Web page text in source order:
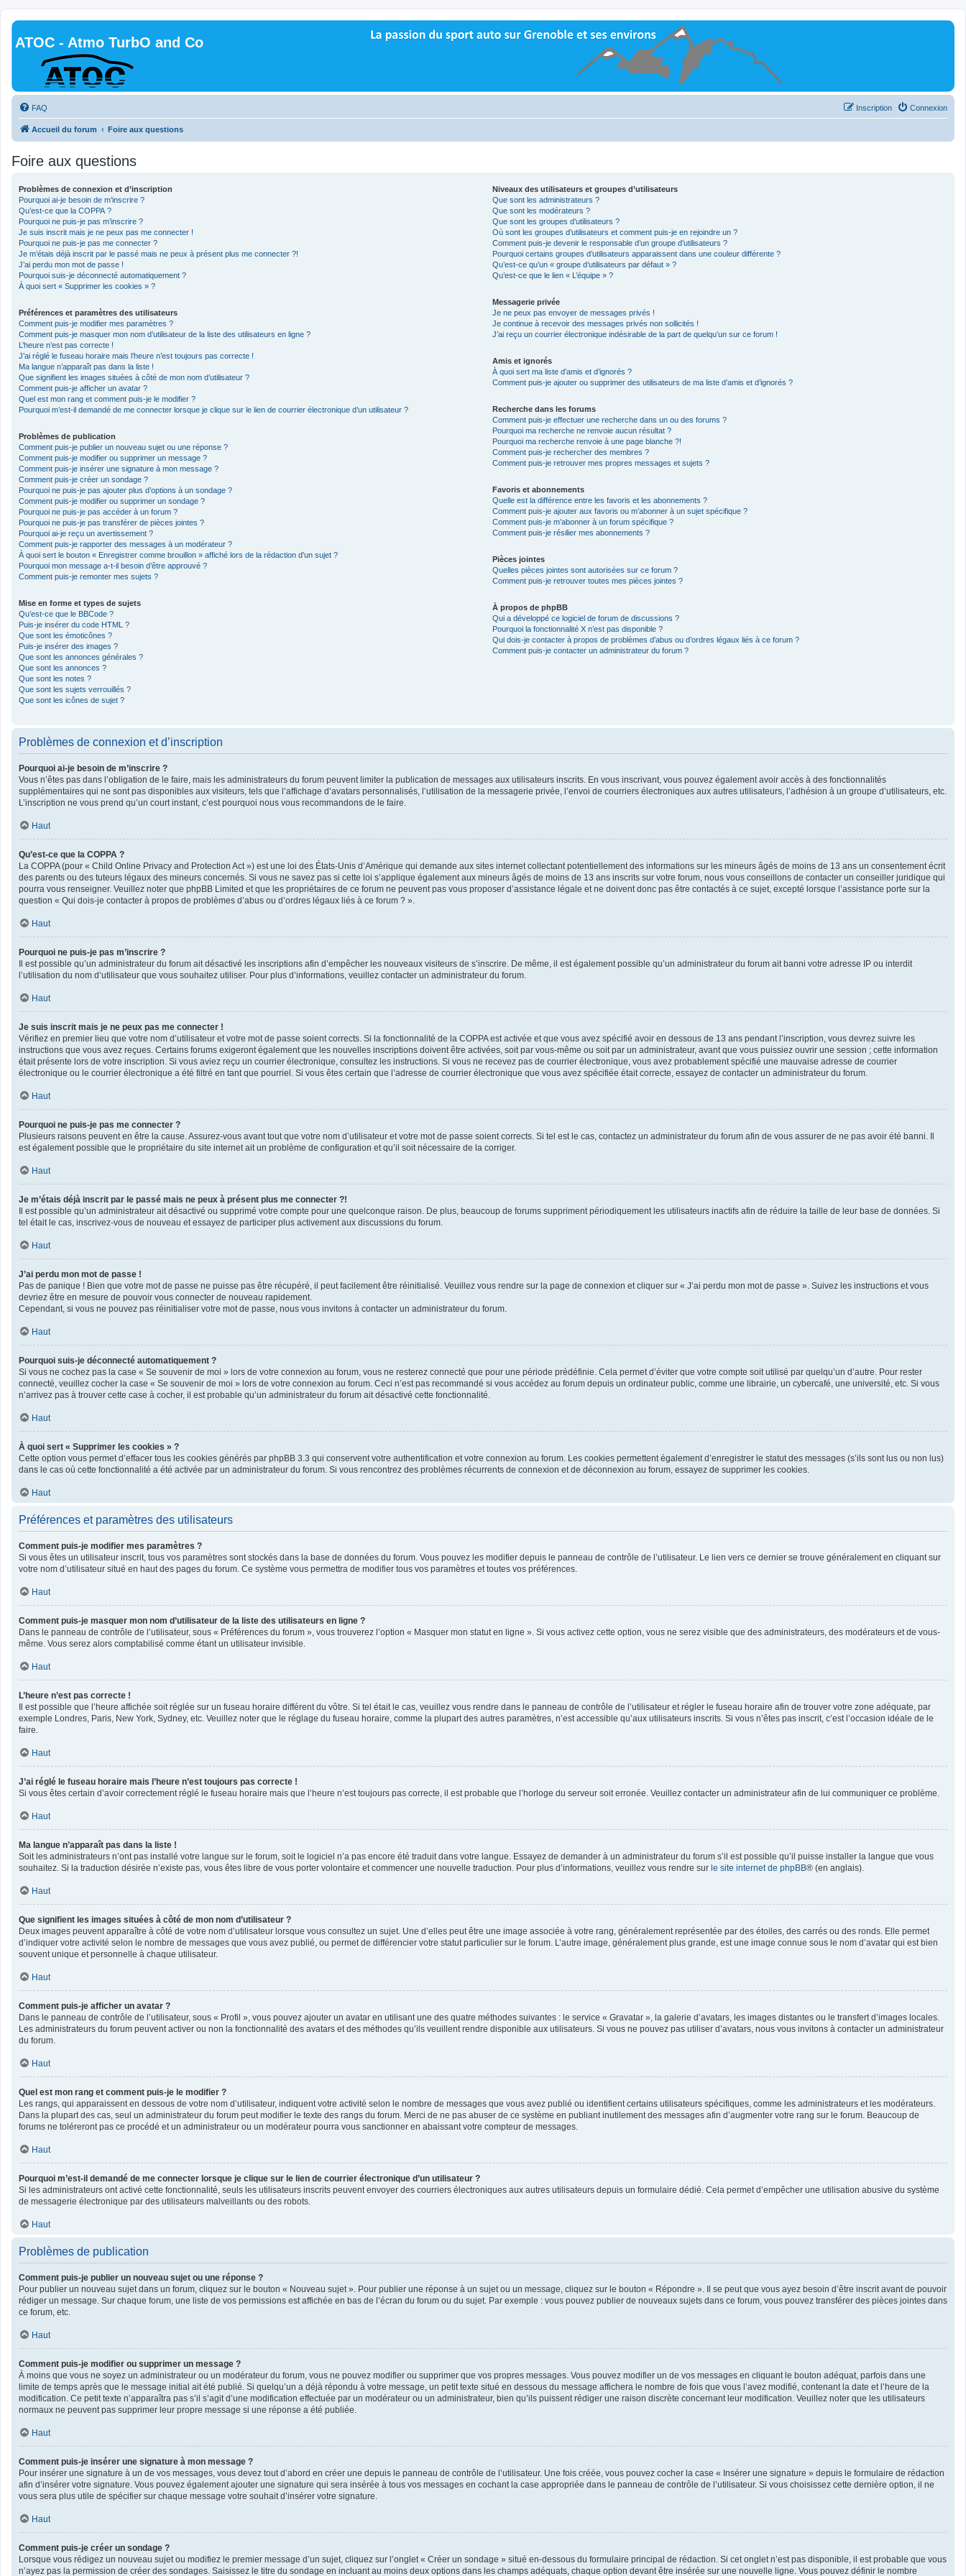
ATOC - Atmo TurbO and Co
FAQ Connexion
Inscription
Accueil du forum Foire aux questions
Foire aux questions
Problèmes de connexion et d’inscription
Pourquoi ai-je besoin de m’inscrire ?
Qu’est-ce que la COPPA ?
Pourquoi ne puis-je pas m’inscrire ?
Je suis inscrit mais je ne peux pas me connecter !
Pourquoi ne puis-je pas me connecter ?
Je m’étais déjà inscrit par le passé mais ne peux à présent plus me connecter ?!
J’ai perdu mon mot de passe !
Pourquoi suis-je déconnecté automatiquement ?
À quoi sert « Supprimer les cookies » ?
Préférences et paramètres des utilisateurs
Comment puis-je modifier mes paramètres ?
Comment puis-je masquer mon nom d’utilisateur de la liste des utilisateurs en ligne ?
L’heure n’est pas correcte !
J’ai réglé le fuseau horaire mais l’heure n’est toujours pas correcte !
Ma langue n’apparaît pas dans la liste !
Que signifient les images situées à côté de mon nom d’utilisateur ?
Comment puis-je afficher un avatar ?
Quel est mon rang et comment puis-je le modifier ?
Pourquoi m’est-il demandé de me connecter lorsque je clique sur le lien de courrier électronique d’un utilisateur ?
Problèmes de publication
Comment puis-je publier un nouveau sujet ou une réponse ?
Comment puis-je modifier ou supprimer un message ?
Comment puis-je insérer une signature à mon message ?
Comment puis-je créer un sondage ?
Pourquoi ne puis-je pas ajouter plus d’options à un sondage ?
Comment puis-je modifier ou supprimer un sondage ?
Pourquoi ne puis-je pas accéder à un forum ?
Pourquoi ne puis-je pas transférer de pièces jointes ?
Pourquoi ai-je reçu un avertissement ?
Comment puis-je rapporter des messages à un modérateur ?
À quoi sert le bouton « Enregistrer comme brouillon » affiché lors de la rédaction d’un sujet ?
Pourquoi mon message a-t-il besoin d’être approuvé ?
Comment puis-je remonter mes sujets ?
Mise en forme et types de sujets
Qu’est-ce que le BBCode ?
Puis-je insérer du code HTML ?
Que sont les émoticônes ?
Puis-je insérer des images ?
Que sont les annonces générales ?
Que sont les annonces ?
Que sont les notes ?
Que sont les sujets verrouillés ?
Que sont les icônes de sujet ?
Niveaux des utilisateurs et groupes d’utilisateurs
Que sont les administrateurs ?
Que sont les modérateurs ?
Que sont les groupes d’utilisateurs ?
Où sont les groupes d’utilisateurs et comment puis-je en rejoindre un ?
Comment puis-je devenir le responsable d’un groupe d’utilisateurs ?
Pourquoi certains groupes d’utilisateurs apparaissent dans une couleur différente ?
Qu’est-ce qu’un « groupe d’utilisateurs par défaut » ?
Qu’est-ce que le lien « L’équipe » ?
Messagerie privée
Je ne peux pas envoyer de messages privés !
Je continue à recevoir des messages privés non sollicités !
J’ai reçu un courrier électronique indésirable de la part de quelqu’un sur ce forum !
Amis et ignorés
À quoi sert ma liste d’amis et d’ignorés ?
Comment puis-je ajouter ou supprimer des utilisateurs de ma liste d’amis et d’ignorés ?
Recherche dans les forums
Comment puis-je effectuer une recherche dans un ou des forums ?
Pourquoi ma recherche ne renvoie aucun résultat ?
Pourquoi ma recherche renvoie à une page blanche ?!
Comment puis-je rechercher des membres ?
Comment puis-je retrouver mes propres messages et sujets ?
Favoris et abonnements
Quelle est la différence entre les favoris et les abonnements ?
Comment puis-je ajouter aux favoris ou m’abonner à un sujet spécifique ?
Comment puis-je m’abonner à un forum spécifique ?
Comment puis-je résilier mes abonnements ?
Pièces jointes
Quelles pièces jointes sont autorisées sur ce forum ?
Comment puis-je retrouver toutes mes pièces jointes ?
À propos de phpBB
Qui a développé ce logiciel de forum de discussions ?
Pourquoi la fonctionnalité X n’est pas disponible ?
Qui dois-je contacter à propos de problèmes d’abus ou d’ordres légaux liés à ce forum ?
Comment puis-je contacter un administrateur du forum ?
Problèmes de connexion et d’inscription
Pourquoi ai-je besoin de m’inscrire ?
Vous n’êtes pas dans l’obligation de le faire, mais les administrateurs du forum peuvent limiter la publication de messages aux utilisateurs inscrits. En vous inscrivant, vous pouvez également avoir accès à des fonctionnalités
supplémentaires qui ne sont pas disponibles aux visiteurs, tels que l’affichage d’avatars personnalisés, l’utilisation de la messagerie privée, l’envoi de courriers électroniques aux autres utilisateurs, l’adhésion à un groupe d’utilisateurs, etc.
L’inscription ne vous prend qu’un court instant, c’est pourquoi nous vous recommandons de le faire.
Haut
Qu’est-ce que la COPPA ?
La COPPA (pour « Child Online Privacy and Protection Act ») est une loi des États-Unis d’Amérique qui demande aux sites internet collectant potentiellement des informations sur les mineurs âgés de moins de 13 ans un consentement écrit
des parents ou des tuteurs légaux des mineurs concernés. Si vous ne savez pas si cette loi s’applique également aux mineurs âgés de moins de 13 ans inscrits sur votre forum, nous vous conseillons de contacter un conseiller juridique qui
pourra vous renseigner. Veuillez noter que phpBB Limited et que les propriétaires de ce forum ne peuvent pas vous proposer d’assistance légale et ne doivent donc pas être contactés à ce sujet, excepté lorsque l’assistance porte sur la
question « Qui dois-je contacter à propos de problèmes d’abus ou d’ordres légaux liés à ce forum ? ».
Haut
Pourquoi ne puis-je pas m’inscrire ?
Il est possible qu’un administrateur du forum ait désactivé les inscriptions afin d’empêcher les nouveaux visiteurs de s’inscrire. De même, il est également possible qu’un administrateur du forum ait banni votre adresse IP ou interdit
l’utilisation du nom d’utilisateur que vous souhaitez utiliser. Pour plus d’informations, veuillez contacter un administrateur du forum.
Haut
Je suis inscrit mais je ne peux pas me connecter !
Vérifiez en premier lieu que votre nom d’utilisateur et votre mot de passe soient corrects. Si la fonctionnalité de la COPPA est activée et que vous avez spécifié avoir en dessous de 13 ans pendant l’inscription, vous devrez suivre les
instructions que vous avez reçues. Certains forums exigeront également que les nouvelles inscriptions doivent être activées, soit par vous-même ou soit par un administrateur, avant que vous puissiez ouvrir une session ; cette information
était présente lors de votre inscription. Si vous aviez reçu un courrier électronique, consultez les instructions. Si vous ne recevez pas de courrier électronique, vous avez probablement spécifié une mauvaise adresse de courrier
électronique ou le courrier électronique a été filtré en tant que pourriel. Si vous êtes certain que l’adresse de courrier électronique que vous avez spécifiée était correcte, essayez de contacter un administrateur du forum.
Haut
Pourquoi ne puis-je pas me connecter ?
Plusieurs raisons peuvent en être la cause. Assurez-vous avant tout que votre nom d’utilisateur et votre mot de passe soient corrects. Si tel est le cas, contactez un administrateur du forum afin de vous assurer de ne pas avoir été banni. Il
est également possible que le propriétaire du site internet ait un problème de configuration et qu’il soit nécessaire de la corriger.
Haut
Je m’étais déjà inscrit par le passé mais ne peux à présent plus me connecter ?!
Il est possible qu’un administrateur ait désactivé ou supprimé votre compte pour une quelconque raison. De plus, beaucoup de forums suppriment périodiquement les utilisateurs inactifs afin de réduire la taille de leur base de données. Si
tel était le cas, inscrivez-vous de nouveau et essayez de participer plus activement aux discussions du forum.
Haut
J’ai perdu mon mot de passe !
Pas de panique ! Bien que votre mot de passe ne puisse pas être récupéré, il peut facilement être réinitialisé. Veuillez vous rendre sur la page de connexion et cliquer sur « J’ai perdu mon mot de passe ». Suivez les instructions et vous
devriez être en mesure de pouvoir vous connecter de nouveau rapidement.
Cependant, si vous ne pouvez pas réinitialiser votre mot de passe, nous vous invitons à contacter un administrateur du forum.
Haut
Pourquoi suis-je déconnecté automatiquement ?
Si vous ne cochez pas la case « Se souvenir de moi » lors de votre connexion au forum, vous ne resterez connecté que pour une période prédéfinie. Cela permet d’éviter que votre compte soit utilisé par quelqu’un d’autre. Pour rester
connecté, veuillez cocher la case « Se souvenir de moi » lors de votre connexion au forum. Ceci n’est pas recommandé si vous accédez au forum depuis un ordinateur public, comme une librairie, un cybercafé, une université, etc. Si vous
n’arrivez pas à trouver cette case à cocher, il est probable qu’un administrateur du forum ait désactivé cette fonctionnalité.
Haut
À quoi sert « Supprimer les cookies » ?
Cette option vous permet d’effacer tous les cookies générés par phpBB 3.3 qui conservent votre authentification et votre connexion au forum. Les cookies permettent également d’enregistrer le statut des messages (s’ils sont lus ou non lus)
dans le cas où cette fonctionnalité a été activée par un administrateur du forum. Si vous rencontrez des problèmes récurrents de connexion et de déconnexion au forum, essayez de supprimer les cookies.
Haut
Préférences et paramètres des utilisateurs
Comment puis-je modifier mes paramètres ?
Si vous êtes un utilisateur inscrit, tous vos paramètres sont stockés dans la base de données du forum. Vous pouvez les modifier depuis le panneau de contrôle de l’utilisateur. Le lien vers ce dernier se trouve généralement en cliquant sur
votre nom d’utilisateur situé en haut des pages du forum. Ce système vous permettra de modifier tous vos paramètres et toutes vos préférences.
Haut
Comment puis-je masquer mon nom d’utilisateur de la liste des utilisateurs en ligne ?
Dans le panneau de contrôle de l’utilisateur, sous « Préférences du forum », vous trouverez l’option « Masquer mon statut en ligne ». Si vous activez cette option, vous ne serez visible que des administrateurs, des modérateurs et de vous-
même. Vous serez alors comptabilisé comme étant un utilisateur invisible.
Haut
L’heure n’est pas correcte !
Il est possible que l’heure affichée soit réglée sur un fuseau horaire différent du vôtre. Si tel était le cas, veuillez vous rendre dans le panneau de contrôle de l’utilisateur et régler le fuseau horaire afin de trouver votre zone adéquate, par
exemple Londres, Paris, New York, Sydney, etc. Veuillez noter que le réglage du fuseau horaire, comme la plupart des autres paramètres, n’est accessible qu’aux utilisateurs inscrits. Si vous n’êtes pas inscrit, c’est l’occasion idéale de le
faire.
Haut
J’ai réglé le fuseau horaire mais l’heure n’est toujours pas correcte !
Si vous êtes certain d’avoir correctement réglé le fuseau horaire mais que l’heure n’est toujours pas correcte, il est probable que l’horloge du serveur soit erronée. Veuillez contacter un administrateur afin de lui communiquer ce problème.
Haut
Ma langue n’apparaît pas dans la liste !
Soit les administrateurs n’ont pas installé votre langue sur le forum, soit le logiciel n’a pas encore été traduit dans votre langue. Essayez de demander à un administrateur du forum s’il est possible qu’il puisse installer la langue que vous
souhaitez. Si la traduction désirée n’existe pas, vous êtes libre de vous porter volontaire et commencer une nouvelle traduction. Pour plus d’informations, veuillez vous rendre sur le site internet de phpBB® (en anglais).
Haut
Que signifient les images situées à côté de mon nom d’utilisateur ?
Deux images peuvent apparaître à côté de votre nom d’utilisateur lorsque vous consultez un sujet. Une d’elles peut être une image associée à votre rang, généralement représentée par des étoiles, des carrés ou des ronds. Elle permet
d’indiquer votre activité selon le nombre de messages que vous avez publié, ou permet de différencier votre statut particulier sur le forum. L’autre image, généralement plus grande, est une image connue sous le nom d’avatar qui est bien
souvent unique et personnelle à chaque utilisateur.
Haut
Comment puis-je afficher un avatar ?
Dans le panneau de contrôle de l’utilisateur, sous « Profil », vous pouvez ajouter un avatar en utilisant une des quatre méthodes suivantes : le service « Gravatar », la galerie d’avatars, les images distantes ou le transfert d’images locales.
Les administrateurs du forum peuvent activer ou non la fonctionnalité des avatars et des méthodes qu’ils veuillent rendre disponible aux utilisateurs. Si vous ne pouvez pas utiliser d’avatars, nous vous invitons à contacter un administrateur
du forum.
Haut
Quel est mon rang et comment puis-je le modifier ?
Les rangs, qui apparaissent en dessous de votre nom d’utilisateur, indiquent votre activité selon le nombre de messages que vous avez publié ou identifient certains utilisateurs spécifiques, comme les administrateurs et les modérateurs.
Dans la plupart des cas, seul un administrateur du forum peut modifier le texte des rangs du forum. Merci de ne pas abuser de ce système en publiant inutilement des messages afin d’augmenter votre rang sur le forum. Beaucoup de
forums ne toléreront pas ce procédé et un administrateur ou un modérateur pourra vous sanctionner en abaissant votre compteur de messages.
Haut
Pourquoi m’est-il demandé de me connecter lorsque je clique sur le lien de courrier électronique d’un utilisateur ?
Si les administrateurs ont activé cette fonctionnalité, seuls les utilisateurs inscrits peuvent envoyer des courriers électroniques aux autres utilisateurs depuis un formulaire dédié. Cela permet d’empêcher une utilisation abusive du système
de messagerie électronique par des utilisateurs malveillants ou des robots.
Haut
Problèmes de publication
Comment puis-je publier un nouveau sujet ou une réponse ?
Pour publier un nouveau sujet dans un forum, cliquez sur le bouton « Nouveau sujet ». Pour publier une réponse à un sujet ou un message, cliquez sur le bouton « Répondre ». Il se peut que vous ayez besoin d’être inscrit avant de pouvoir
rédiger un message. Sur chaque forum, une liste de vos permissions est affichée en bas de l’écran du forum ou du sujet. Par exemple : vous pouvez publier de nouveaux sujets dans ce forum, vous pouvez transférer des pièces jointes dans
ce forum, etc.
Haut
Comment puis-je modifier ou supprimer un message ?
À moins que vous ne soyez un administrateur ou un modérateur du forum, vous ne pouvez modifier ou supprimer que vos propres messages. Vous pouvez modifier un de vos messages en cliquant le bouton adéquat, parfois dans une
limite de temps après que le message initial ait été publié. Si quelqu’un a déjà répondu à votre message, un petit texte situé en dessous du message affichera le nombre de fois que vous l’avez modifié, contenant la date et l’heure de la
modification. Ce petit texte n’apparaîtra pas s’il s’agit d’une modification effectuée par un modérateur ou un administrateur, bien qu’ils puissent rédiger une raison discrète concernant leur modification. Veuillez noter que les utilisateurs
normaux ne peuvent pas supprimer leur propre message si une réponse a été publiée.
Haut
Comment puis-je insérer une signature à mon message ?
Pour insérer une signature à un de vos messages, vous devez tout d’abord en créer une depuis le panneau de contrôle de l’utilisateur. Une fois créée, vous pouvez cocher la case « Insérer une signature » depuis le formulaire de rédaction
afin d’insérer votre signature. Vous pouvez également ajouter une signature qui sera insérée à tous vos messages en cochant la case appropriée dans le panneau de contrôle de l’utilisateur. Si vous choisissez cette dernière option, il ne
vous sera plus utile de spécifier sur chaque message votre souhait d’insérer votre signature.
Haut
Comment puis-je créer un sondage ?
Lorsque vous rédigez un nouveau sujet ou modifiez le premier message d’un sujet, cliquez sur l’onglet « Créer un sondage » situé en-dessous du formulaire principal de rédaction. Si cet onglet n’est pas disponible, il est probable que vous
n’ayez pas la permission de créer des sondages. Saisissez le titre du sondage en incluant au moins deux options dans les champs adéquats, chaque option devant être insérée sur une nouvelle ligne. Vous pouvez définir le nombre